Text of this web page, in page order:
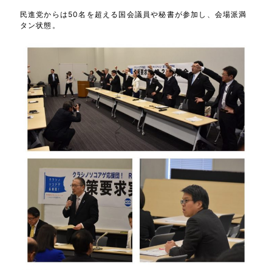
民進党からは50名を超える国会議員や秘書が参加し、会場派満
タン状態。